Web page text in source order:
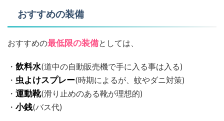
おすすめの装備
おすすめの最低限の装備としては、
・ 飲料水(道中の自動販売機で手に入る事は入る)
・ 虫よけスプレー(時期によるが、蚊やダニ対策)
・ 運動靴(滑り止めのある靴が理想的)
・ 小銭(バス代)